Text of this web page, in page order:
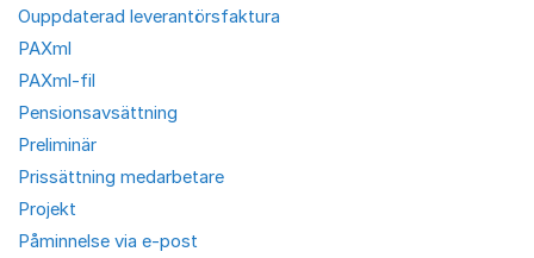
Ouppdaterad leverantörsfaktura
PAXml
PAXml-fil
Pensionsavsättning
Preliminär
Prissättning medarbetare
Projekt
Påminnelse via e-post